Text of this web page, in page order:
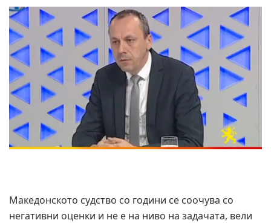
Македонското судство со години се соочува со
негативни оценки и не е на ниво на задачата, вели